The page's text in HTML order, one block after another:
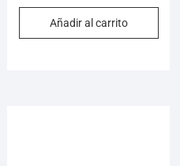
Añadir al carrito